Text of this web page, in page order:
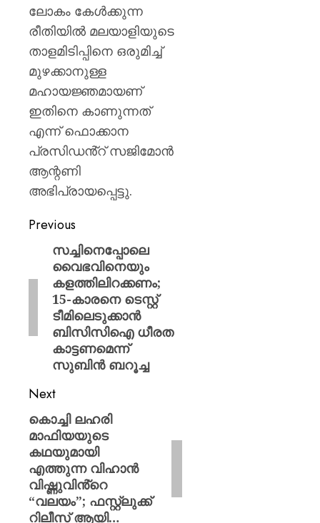
ലോകം കേൾക്കുന്ന
രീതിയിൽ മലയാളിയുടെ
താളമിടിപ്പിനെ ഒരുമിച്ച്
മുഴക്കാനുള്ള
മഹായജ്ഞമായണ്
ഇതിനെ കാണുന്നത്
എന്ന് ഫൊക്കാന
പ്രസിഡൻ്റ് സജിമോൻ
ആന്റണി
അഭിപ്രായപ്പെട്ടു.
Previous
സച്ചിനെപ്പോലെ
വൈഭവിനെയും
കളത്തിലിറക്കണം;
15-കാരനെ ടെസ്റ്റ്
ടീമിലെടുക്കാൻ
ബിസിസിഐ ധീരത
കാട്ടണമെന്ന്
സുബിൻ ബറൂച്ച
Next
കൊച്ചി ലഹരി
മാഫിയയുടെ
കഥയുമായി
എത്തുന്ന വിഹാൻ
വിഷ്ണുവിൻ്റെ
“വലയം”; ഫസ്റ്റ്ലുക്ക്
റിലീസ് ആയി…